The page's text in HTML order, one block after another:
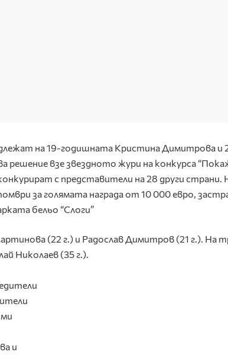
на 19-годишната Кристина Димитрова и
взе звездното жури на конкурса
с представители на 28 други страни.
за голямата награда от 10 000 евро,
бельо “Слоги”
(22 г.) и Радослав Димитров (21 г.). На
Николаев (35 г.).
и